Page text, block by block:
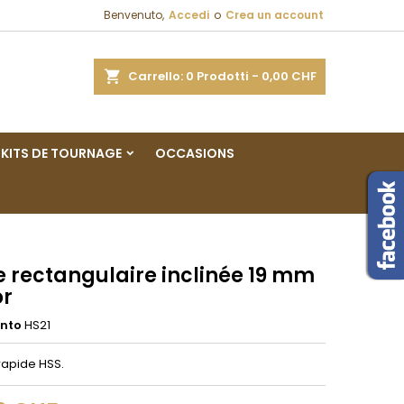
Benvenuto, Accedi o Crea un account
Carrello 0 Prodotti - 0,00 CHF
KITS DE TOURNAGE OCCASIONS
rectangulaire inclinée 19 mm
HS21
HSS.